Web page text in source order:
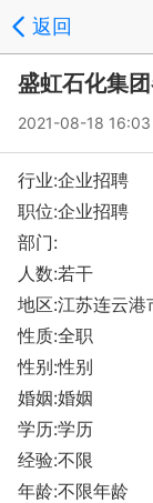
返回
盛虹石化集
2021-08-18
行业:企业招聘
职位:企业招聘
部门:
人数:若干
地区:江苏连云港
性质:全职
性别:性别
婚姻:婚姻
学历:学历
经验:不限
年龄:不限年龄